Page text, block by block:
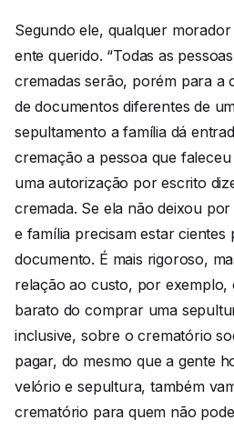
Segundo ele, qualquer
ente querido. “Todas as
cremadas serão, porém para a
de documentos diferentes de
sepultamento a família dá
cremação a pessoa que
uma autorização por escrito
cremada. Se ela não deixou
e família precisam estar cientes
documento. É mais rigoroso,
relação ao custo, por exemplo,
barato do comprar uma
inclusive, sobre o crematório
pagar, do mesmo que a gente
velório e sepultura, também
crematório para quem não